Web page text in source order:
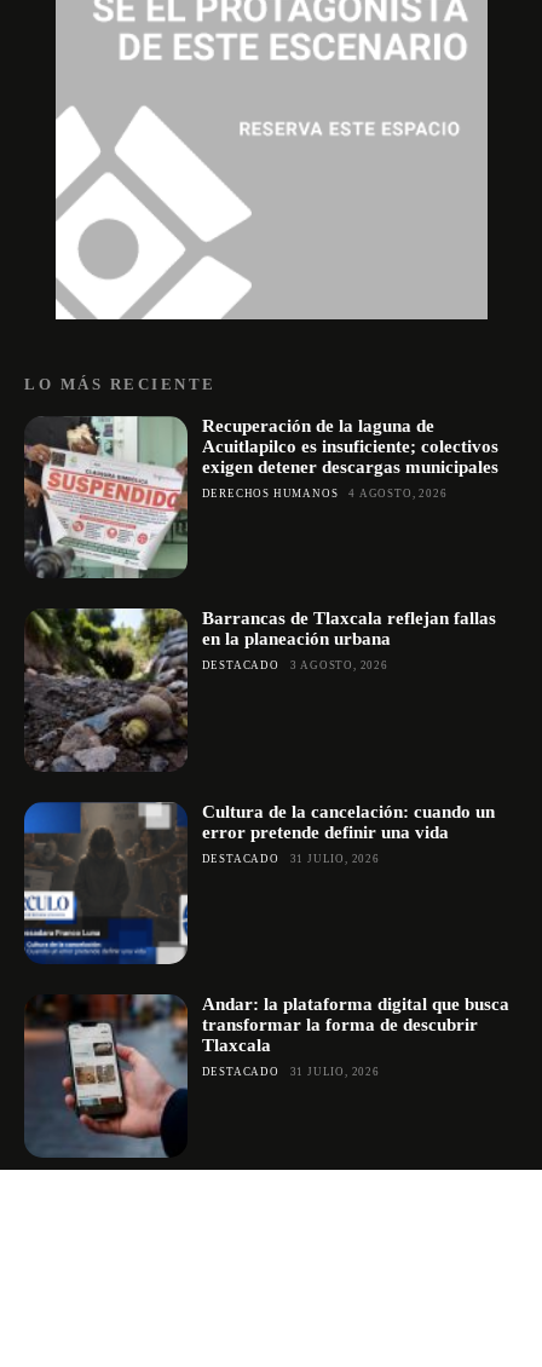
LO MÁS RECIENTE
Recuperación de la laguna de
Acuitlapilco es insuficiente; colectivos
exigen detener descargas municipales
DERECHOS HUMANOS 4 AGOSTO, 2026
Barrancas de Tlaxcala reflejan fallas
en la planeación urbana
DESTACADO 3 AGOSTO, 2026
Cultura de la cancelación: cuando un
error pretende definir una vida
DESTACADO 31 JULIO, 2026
Andar: la plataforma digital que busca
transformar la forma de descubrir
Tlaxcala
DESTACADO 31 JULIO, 2026